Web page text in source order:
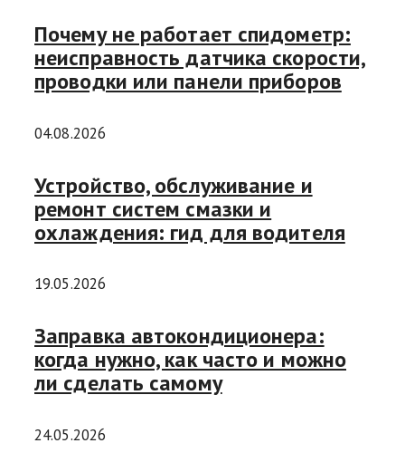
Почему не работает спидометр:
неисправность датчика скорости,
проводки или панели приборов
04.08.2026
Устройство, обслуживание и
ремонт систем смазки и
охлаждения: гид для водителя
19.05.2026
Заправка автокондиционера:
когда нужно, как часто и можно
ли сделать самому
24.05.2026